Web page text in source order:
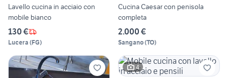
Lavello cucina in acciaio con
mobile bianco
130 €
Lucera (FG)
Cucina Caesar con penisola
completa
2.000 €
Sangano(TO)
4